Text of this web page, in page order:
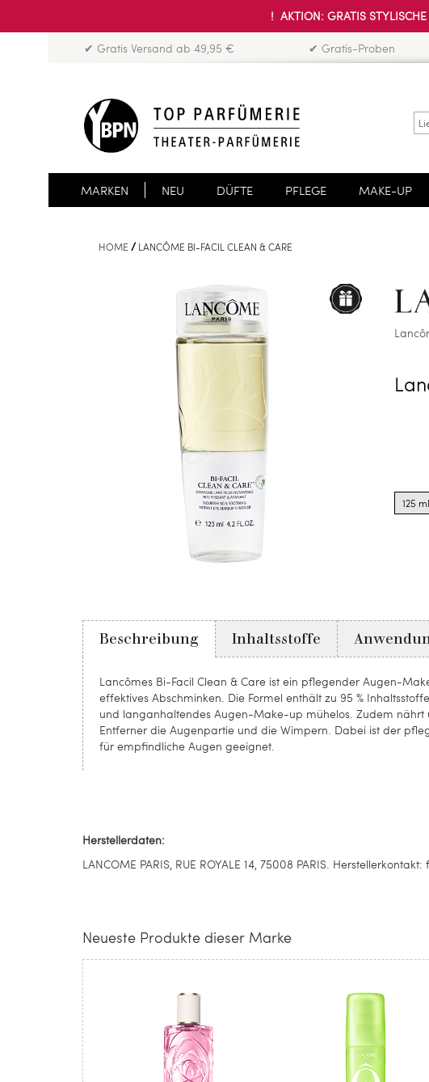
! AKTION: GRATIS
✔ Gratis Versand ab 49,95 € ✔ Gratis-Proben
MARKEN NEU DÜFTE PFLEGE MAKE-UP
HOME LANCÔME BI-FACIL CLEAN & CARE
for
125 ml
Beschreibung
Lancômes Bi-Facil Clean & Care ist ein pflegender Augen-
effektives Abschminken. Die Formel enthält zu 95 %
und langanhaltendes Augen-Make-up mühelos. Zudem
Entferner die Augenpartie und die Wimpern. Dabei ist der
für empfindliche Augen geeignet.
Inhaltsstoffe
Herstellerdaten:
LANCOME PARIS, RUE ROYALE 14, 75008 PARIS.
Neueste Produkte dieser Marke